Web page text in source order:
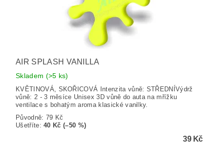
AIR SPLASH VANILLA
Skladem (>5 ks)
KVĚTINOVÁ, SKOŘICOVÁ Intenzita vůně: STŘEDNÍVýdrž
vůně: 2 - 3 měsíce Unisex 3D vůně do auta na mřížku
ventilace s bohatým aroma klasické vanilky.
Původně: 79 Kč
Ušetříte:40 Kč (–50 %)
39 Kč